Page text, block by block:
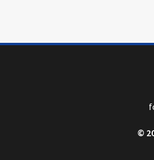
©